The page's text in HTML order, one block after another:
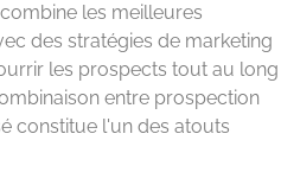
les meilleures
des stratégies de marketing
les prospects tout au long
entre prospection
constitue l'un des atouts